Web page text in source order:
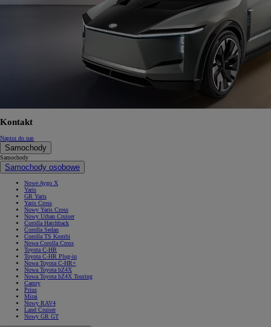
Kontakt
Napisz do nas
Samochody
Samochody
Samochody osobowe
Nowe Aygo X
Yaris
GR Yaris
Yaris Cross
Nowy Yaris Cross
Nowy Urban Cruiser
Corolla Hatchback
Corolla Sedan
Corolla TS Kombi
Nowa Corolla Cross
Toyota C-HR
Toyota C-HR Plug-in
Nowa Toyota C-HR+
Nowa Toyota bZ4X
Nowa Toyota bZ4X Touring
Camry
Prius
Mirai
Nowy RAV4
Land Cruiser
Nowy GR GT